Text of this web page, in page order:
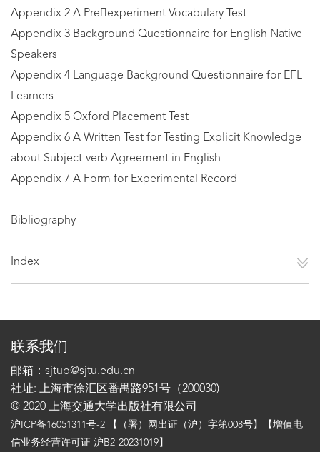
Appendix 2 A Preexperiment Vocabulary Test
Appendix 3 Background Questionnaire for English Native
Speakers
Appendix 4 Language Background Questionnaire for EFL
Learners
Appendix 5 Oxford Placement Test
Appendix 6 A Written Test for Testing Explicit Knowledge
about Subject-verb Agreement in English
Appendix 7 A Form for Experimental Record
Bibliography
Index
联系我们
邮箱：sjtup@sjtu.edu.cn
社址: 上海市徐汇区番禺路951号（200030)
© 2020 上海交通大学出版社有限公司
沪ICP备16051311号-2 【（署）网出证（沪）字第008号】【增值电
信业务经营许可证 沪B2-20231019】